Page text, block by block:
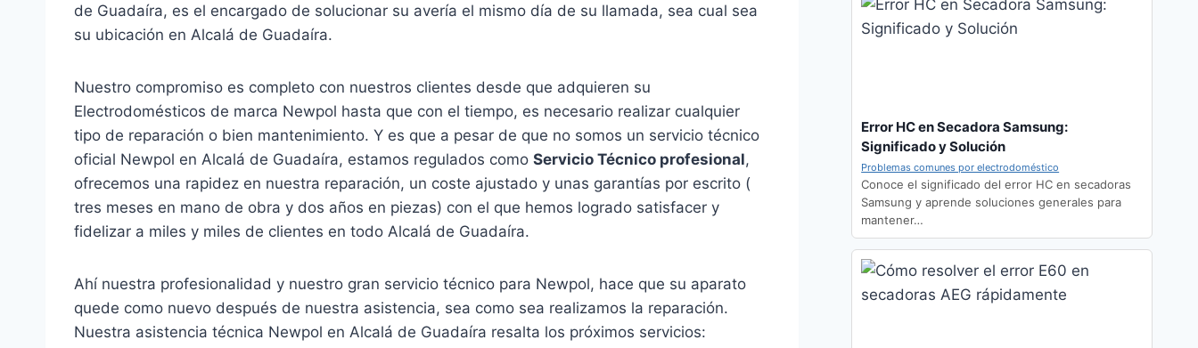
de Guadaíra, es el encargado de solucionar su avería el mismo día de su llamada, sea cual sea
su ubicación en Alcalá de Guadaíra.
Nuestro compromiso es completo con nuestros clientes desde que adquieren su
Electrodomésticos de marca Newpol hasta que con el tiempo, es necesario realizar cualquier
tipo de reparación o bien mantenimiento. Y es que a pesar de que no somos un servicio técnico
oficial Newpol en Alcalá de Guadaíra, estamos regulados como Servicio Técnico profesional,
ofrecemos una rapidez en nuestra reparación, un coste ajustado y unas garantías por escrito (
tres meses en mano de obra y dos años en piezas) con el que hemos logrado satisfacer y
fidelizar a miles y miles de clientes en todo Alcalá de Guadaíra.
Ahí nuestra profesionalidad y nuestro gran servicio técnico para Newpol, hace que su aparato
quede como nuevo después de nuestra asistencia, sea como sea realizamos la reparación.
Nuestra asistencia técnica Newpol en Alcalá de Guadaíra resalta los próximos servicios:
Error HC en Secadora Samsung:
Significado y Solución
Problemas comunes por electrodoméstico
Conoce el significado del error HC en secadoras
Samsung y aprende soluciones generales para
mantener…